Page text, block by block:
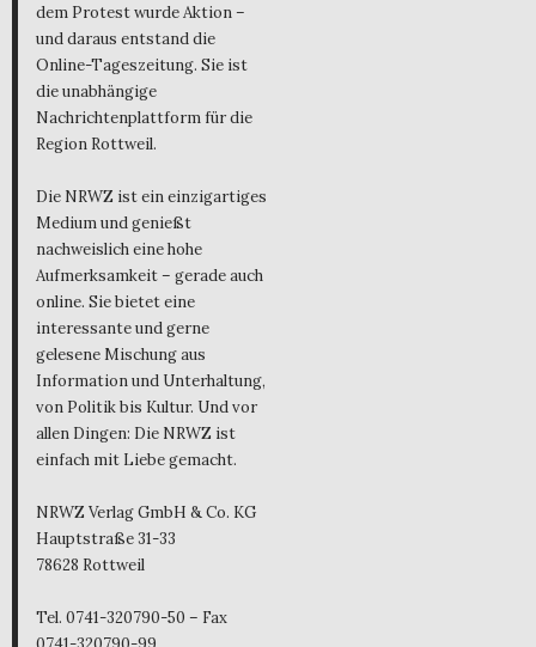
dem Protest wurde Aktion –
und daraus entstand die
Online-Tageszeitung. Sie ist
die unabhängige
Nachrichtenplattform für die
Region Rottweil.
Die NRWZ ist ein einzigartiges
Medium und genießt
nachweislich eine hohe
Aufmerksamkeit – gerade auch
online. Sie bietet eine
interessante und gerne
gelesene Mischung aus
Information und Unterhaltung,
von Politik bis Kultur. Und vor
allen Dingen: Die NRWZ ist
einfach mit Liebe gemacht.
NRWZ Verlag GmbH & Co. KG
Hauptstraße 31-33
78628 Rottweil
Tel. 0741-320790-50 – Fax